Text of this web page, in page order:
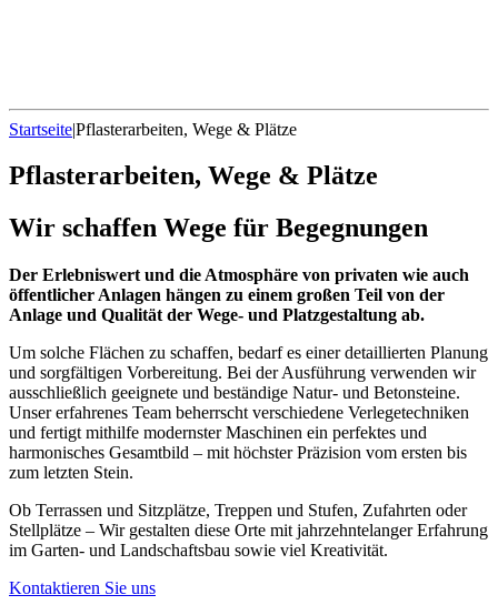
Startseite|Pflasterarbeiten, Wege & Plätze
Pflasterarbeiten, Wege & Plätze
Wir schaffen Wege für Begegnungen
Der Erlebniswert und die Atmosphäre von privaten wie auch
öffentlicher Anlagen hängen zu einem großen Teil von der
Anlage und Qualität der Wege- und Platzgestaltung ab.
Um solche Flächen zu schaffen, bedarf es einer detaillierten Planung
und sorgfältigen Vorbereitung. Bei der Ausführung verwenden wir
ausschließlich geeignete und beständige Natur- und Betonsteine.
Unser erfahrenes Team beherrscht verschiedene Verlegetechniken
und fertigt mithilfe modernster Maschinen ein perfektes und
harmonisches Gesamtbild – mit höchster Präzision vom ersten bis
zum letzten Stein.
Ob Terrassen und Sitzplätze, Treppen und Stufen, Zufahrten oder
Stellplätze – Wir gestalten diese Orte mit jahrzehntelanger Erfahrung
im Garten- und Landschaftsbau sowie viel Kreativität.
Kontaktieren Sie uns